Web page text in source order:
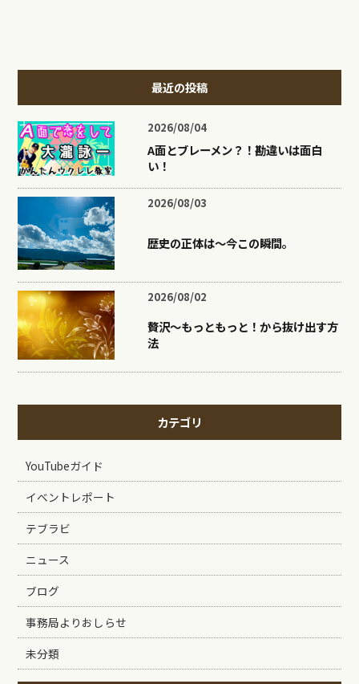
最近の投稿
2026/08/04
A面とブレーメン？！勘違いは面白
い！
2026/08/03
歴史の正体は〜今この瞬間。
2026/08/02
贅沢〜もっともっと！から抜け出す方
法
カテゴリ
YouTubeガイド
イベントレポート
テブラビ
ニュース
ブログ
事務局よりおしらせ
未分類